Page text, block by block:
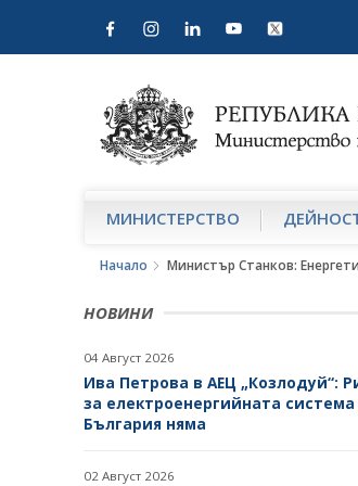
МИНИСТЕРСТВО
Начало Министър Станков:
НОВИНИ
04 Август 2026
Ива Петрова в АЕЦ „Козлодуй“:
за електроенергийната система
България няма
02 Август 2026